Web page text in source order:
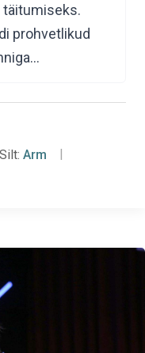
prohvetlikud
Silt: Arm